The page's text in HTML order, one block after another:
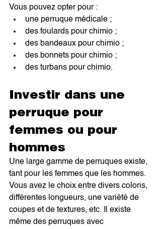
Vous pouvez opter pour :
une perruque médicale ;
des foulards pour chimio ;
des bandeaux pour chimio ;
des bonnets pour chimio ;
des turbans pour chimio.
Investir dans une
perruque pour
femmes ou pour
hommes
Une large gamme de perruques existe,
tant pour les femmes que les hommes.
Vous avez le choix entre divers coloris,
différentes longueurs, une variété de
coupes et de textures, etc. Il existe
même des perruques avec